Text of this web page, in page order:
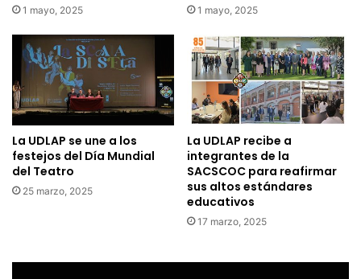
1 mayo, 2025 1 mayo, 2025
La UDLAP se une a los
festejos del Día Mundial
del Teatro
25 marzo, 2025
La UDLAP recibe a
integrantes de la
SACSCOC para reafirmar
sus altos estándares
educativos
17 marzo, 2025